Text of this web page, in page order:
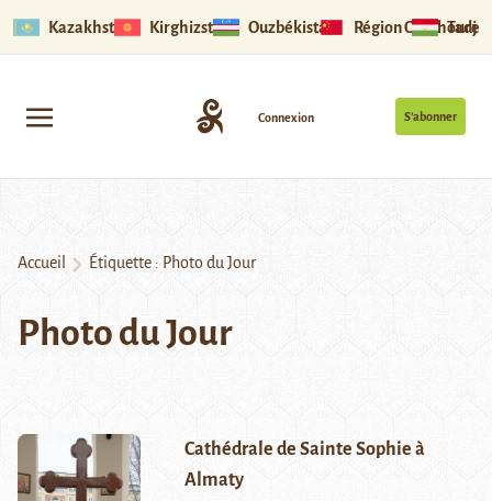
Kazakhstan Kirghizstan Ouzbékistan Région Ouïghoure
S’abonner
Connexion
Accueil Étiquette : Photo du Jour
Photo du Jour
Cathédrale de Sainte Sophie à
Almaty